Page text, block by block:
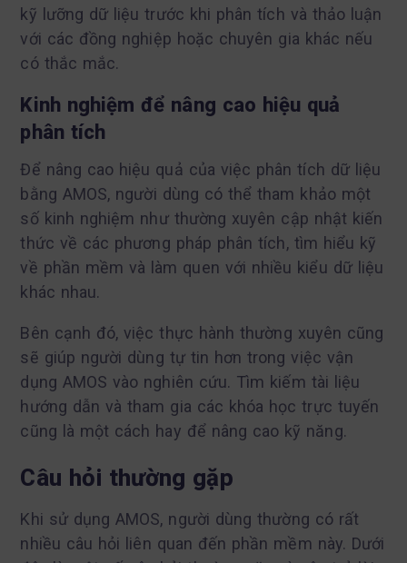
kỹ lưỡng dữ liệu trước khi phân tích và thảo luận
với các đồng nghiệp hoặc chuyên gia khác nếu
có thắc mắc.
Kinh nghiệm để nâng cao hiệu quả
phân tích
Để nâng cao hiệu quả của việc phân tích dữ liệu
bằng AMOS, người dùng có thể tham khảo một
số kinh nghiệm như thường xuyên cập nhật kiến
thức về các phương pháp phân tích, tìm hiểu kỹ
về phần mềm và làm quen với nhiều kiểu dữ liệu
khác nhau.
Bên cạnh đó, việc thực hành thường xuyên cũng
sẽ giúp người dùng tự tin hơn trong việc vận
dụng AMOS vào nghiên cứu. Tìm kiếm tài liệu
hướng dẫn và tham gia các khóa học trực tuyến
cũng là một cách hay để nâng cao kỹ năng.
Câu hỏi thường gặp
Khi sử dụng AMOS, người dùng thường có rất
nhiều câu hỏi liên quan đến phần mềm này. Dưới